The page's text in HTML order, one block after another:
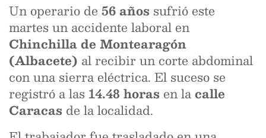
Un operario de 56 años sufrió este
martes un accidente laboral en
Chinchilla de Montearagón
(Albacete) al recibir un corte abdominal
con una sierra eléctrica. El suceso se
registró a las 14.48 horas en lacalle
Caracas de la localidad.